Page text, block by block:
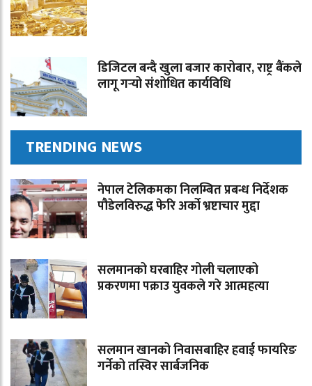
डिजिटल बन्दै खुला बजार कारोबार, राष्ट्र बैंकले
लागू गर्‍यो संशोधित कार्यविधि
TRENDING NEWS
नेपाल टेलिकमका निलम्बित प्रबन्ध निर्देशक
पौडेलविरुद्ध फेरि अर्को भ्रष्टाचार मुद्दा
सलमानको घरबाहिर गोली चलाएको
प्रकरणमा पक्राउ युवकले गरे आत्महत्या
सलमान खानको निवासबाहिर हवाई फायरिङ
गर्नेको तस्विर सार्बजनिक